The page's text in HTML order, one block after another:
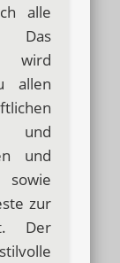
alle
wird
allen
und
und
zur
Der